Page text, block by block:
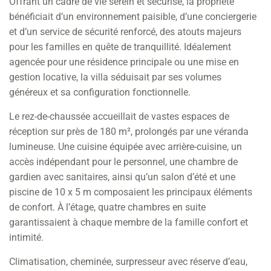
bénéficiait d’un environnement paisible, d’une conciergerie
et d’un service de sécurité renforcé, des atouts majeurs
pour les familles en quête de tranquillité. Idéalement
agencée pour une résidence principale ou une mise en
gestion locative, la villa séduisait par ses volumes
généreux et sa configuration fonctionnelle.
Le rez-de-chaussée accueillait de vastes espaces de
réception sur près de 180 m², prolongés par une véranda
lumineuse. Une cuisine équipée avec arrière-cuisine, un
accès indépendant pour le personnel, une chambre de
gardien avec sanitaires, ainsi qu’un salon d’été et une
piscine de 10 x 5 m composaient les principaux éléments
de confort. À l’étage, quatre chambres en suite
garantissaient à chaque membre de la famille confort et
intimité.
Climatisation, cheminée, surpresseur avec réserve d’eau,